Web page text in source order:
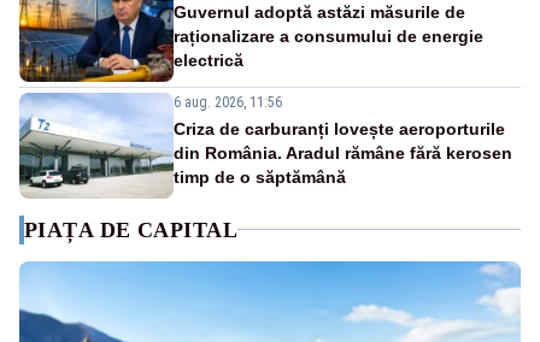
Guvernul adoptă astăzi măsurile de
raționalizare a consumului de energie
electrică
6 aug. 2026, 11:56
Criza de carburanți lovește aeroporturile
din România. Aradul rămâne fără kerosen
timp de o săptămână
PIAȚA DE CAPITAL